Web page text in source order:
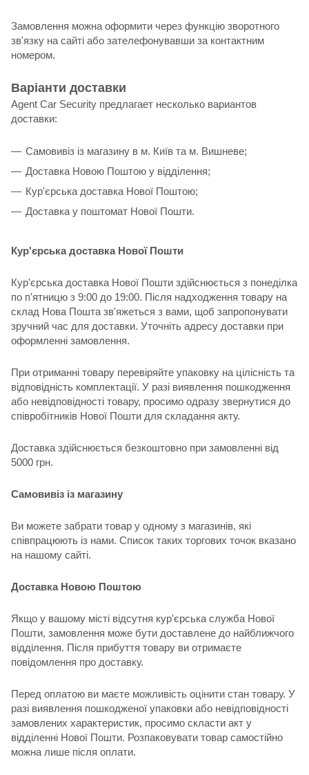
Замовлення можна оформити через функцію зворотного
зв'язку на сайті або зателефонувавши за контактним
номером.
Варіанти доставки
Agent Car Security предлагает несколько вариантов
доставки:
Самовивіз із магазину в м. Київ та м. Вишневе;
Доставка Новою Поштою у відділення;
Кур'єрська доставка Нової Поштою;
Доставка у поштомат Нової Пошти.
Кур'єрська доставка Нової Пошти
Кур'єрська доставка Нової Пошти здійснюється з понеділка
по п'ятницю з 9:00 до 19:00. Після надходження товару на
склад Нова Пошта зв'яжеться з вами, щоб запропонувати
зручний час для доставки. Уточніть адресу доставки при
оформленні замовлення.
При отриманні товару перевіряйте упаковку на цілісність та
відповідність комплектації. У разі виявлення пошкодження
або невідповідності товару, просимо одразу звернутися до
співробітників Нової Пошти для складання акту.
Доставка здійснюється безкоштовно при замовленні від
5000 грн.
Самовивіз із магазину
Ви можете забрати товар у одному з магазинів, які
співпрацюють із нами. Список таких торгових точок вказано
на нашому сайті.
Доставка Новою Поштою
Якщо у вашому місті відсутня кур'єрська служба Нової
Пошти, замовлення може бути доставлене до найближчого
відділення. Після прибуття товару ви отримаєте
повідомлення про доставку.
Перед оплатою ви маєте можливість оцінити стан товару. У
разі виявлення пошкодженої упаковки або невідповідності
замовлених характеристик, просимо скласти акт у
відділенні Нової Пошти. Розпаковувати товар самостійно
можна лише після оплати.